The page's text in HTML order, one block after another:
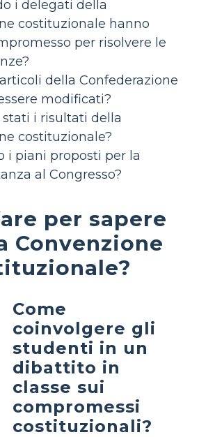
i delegati della
costituzionale hanno
per risolvere le
della Confederazione
modificati?
stati i risultati della
costituzionale?
i piani proposti per la
al Congresso?
per sapere
Convenzione
Come
coinvolgere gli
studenti in un
dibattito in
classe sui
compromessi
costituzionali?